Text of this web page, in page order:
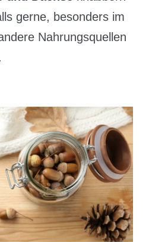
gerne, besonders im
Nahrungsquellen